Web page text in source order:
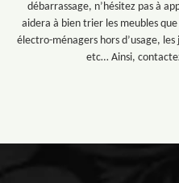
débarrassage, n’hésitez pas à
aidera à bien trier les meubles
électro-ménagers hors d’usage,
etc… Ainsi,